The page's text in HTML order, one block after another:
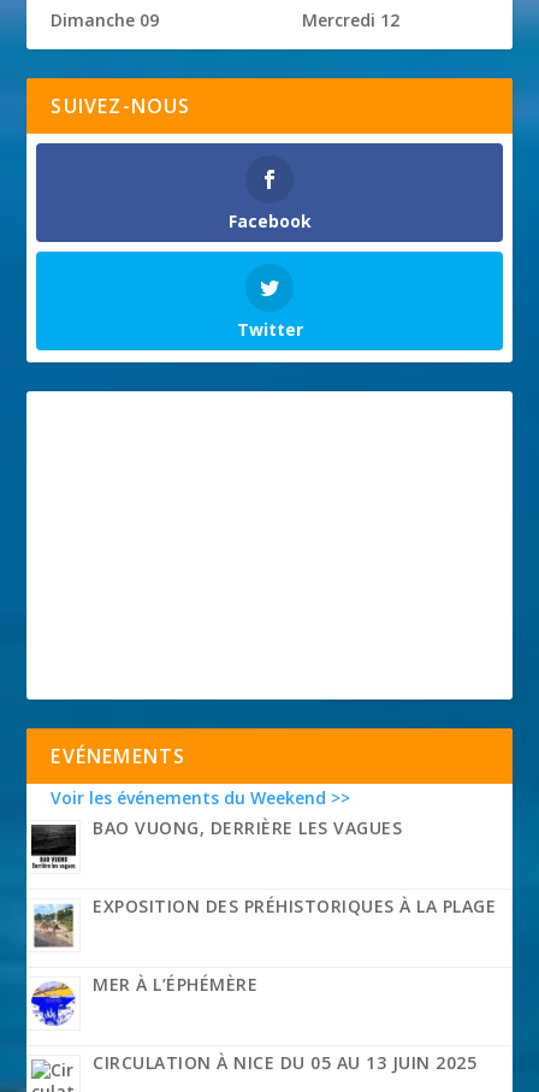
Dimanche 09 Mercredi 12
SUIVEZ-NOUS
Facebook
Twitter
EVÉNEMENTS
Voir les événements du Weekend >>
BAO VUONG, DERRIÈRE LES VAGUES
EXPOSITION DES PRÉHISTORIQUES À LA PLAGE
MER À L’ÉPHÉMÈRE
CIRCULATION À NICE DU 05 AU 13 JUIN 2025